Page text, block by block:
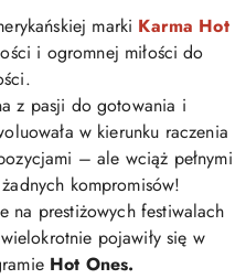
marki Karma Hot
i ogromnej miłości do
z pasji do gotowania i
w kierunku raczenia
– ale wciąż pełnymi
kompromisów!
na prestiżowych festiwalach
pojawiły się w
Hot Ones.